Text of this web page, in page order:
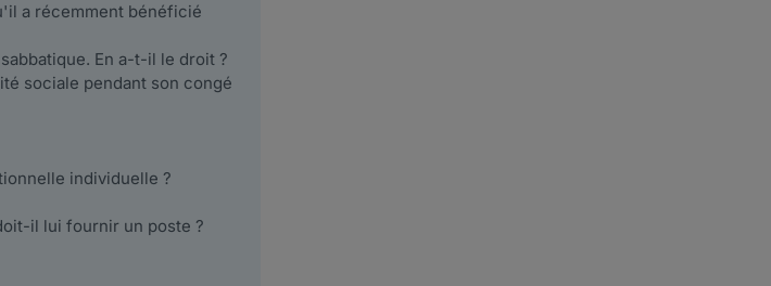
a récemment bénéficié
En a-t-il le droit ?
sociale pendant son congé
individuelle ?
il lui fournir un poste ?